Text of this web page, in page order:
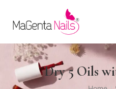
Dry 5 Oils